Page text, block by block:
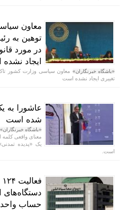
معاون
توهین به
در مورد
ایجاد
«باشگاه خبرنگاران» معاون سیاسی وزارت کشور
تغییری ایجاد نشده است
عاشورا به
شده است
«باشگاه خبرنگاران»
معنای واقعی کلمه
یک «پدیده
است.
دستگاه‌های
حساب واحد